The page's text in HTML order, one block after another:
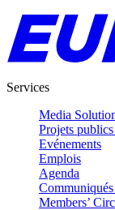
Services
Media
Projets
Evénements
Emplois
Agenda
Communiqués
Members’